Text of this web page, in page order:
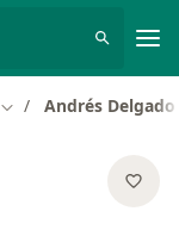
Cambiar de ciudad
Andrés